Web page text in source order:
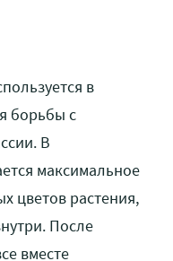
в
борьбы с
В
максимальное
цветов растения,
После
вместе